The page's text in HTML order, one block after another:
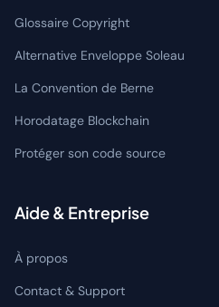
Glossaire Copyright
Alternative Enveloppe Soleau
La Convention de Berne
Horodatage Blockchain
Protéger son code source
Aide & Entreprise
À propos
Contact & Support